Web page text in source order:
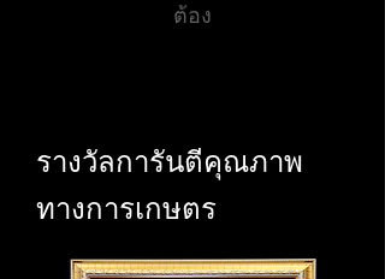
ต้อง
รางวัลการันตีคุณภาพ
ทางการเกษตร